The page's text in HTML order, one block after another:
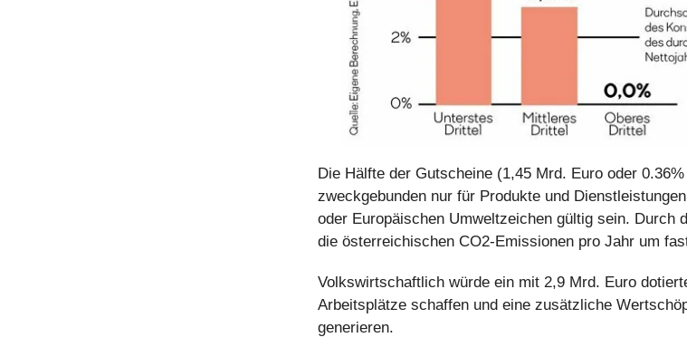
Die Hälfte der Gutscheine (1,45 Mrd. Euro oder
zweckgebunden nur für Produkte und
oder Europäischen Umweltzeichen gültig sein. Durch
die österreichischen CO2-Emissionen pro Jahr um
Volkswirtschaftlich würde ein mit 2,9 Mrd. Euro
Arbeitsplätze schaffen und eine zusätzliche
generieren.